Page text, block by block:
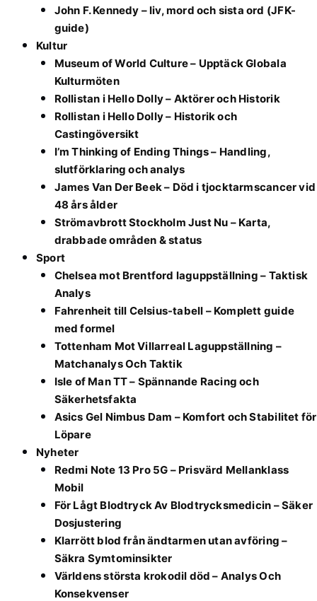
John F. Kennedy – liv, mord och sista ord (JFK-
guide)
Kultur
Museum of World Culture – Upptäck Globala
Kulturmöten
Rollistan i Hello Dolly – Aktörer och Historik
Rollistan i Hello Dolly – Historik och
Castingöversikt
I’m Thinking of Ending Things – Handling,
slutförklaring och analys
James Van Der Beek – Död i tjocktarmscancer vid
48 års ålder
Strömavbrott Stockholm Just Nu – Karta,
drabbade områden & status
Sport
Chelsea mot Brentford laguppställning – Taktisk
Analys
Fahrenheit till Celsius-tabell – Komplett guide
med formel
Tottenham Mot Villarreal Laguppställning –
Matchanalys Och Taktik
Isle of Man TT – Spännande Racing och
Säkerhetsfakta
Asics Gel Nimbus Dam – Komfort och Stabilitet för
Löpare
Nyheter
Redmi Note 13 Pro 5G – Prisvärd Mellanklass
Mobil
För Lågt Blodtryck Av Blodtrycksmedicin – Säker
Dosjustering
Klarrött blod från ändtarmen utan avföring –
Säkra Symtominsikter
Världens största krokodil död – Analys Och
Konsekvenser